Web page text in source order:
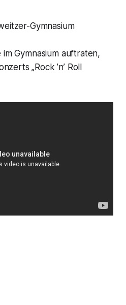
Gymnasium
im Gymnasium auftraten,
„Rock ’n’ Roll